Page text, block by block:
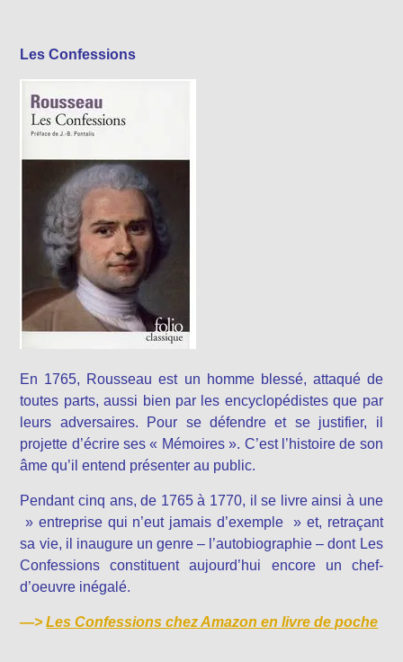
Les Confessions
En 1765, Rousseau est un homme blessé, attaqué de
toutes parts, aussi bien par les encyclopédistes que par
leurs adversaires. Pour se défendre et se justifier, il
projette d’écrire ses « Mémoires ». C’est l’histoire de son
âme qu’il entend présenter au public.
Pendant cinq ans, de 1765 à 1770, il se livre ainsi à une
» entreprise qui n’eut jamais d’exemple » et, retraçant
sa vie, il inaugure un genre – l’autobiographie – dont Les
Confessions constituent aujourd’hui encore un chef-
d’oeuvre inégalé.
—>Les Confessions chez Amazon en livre de poche